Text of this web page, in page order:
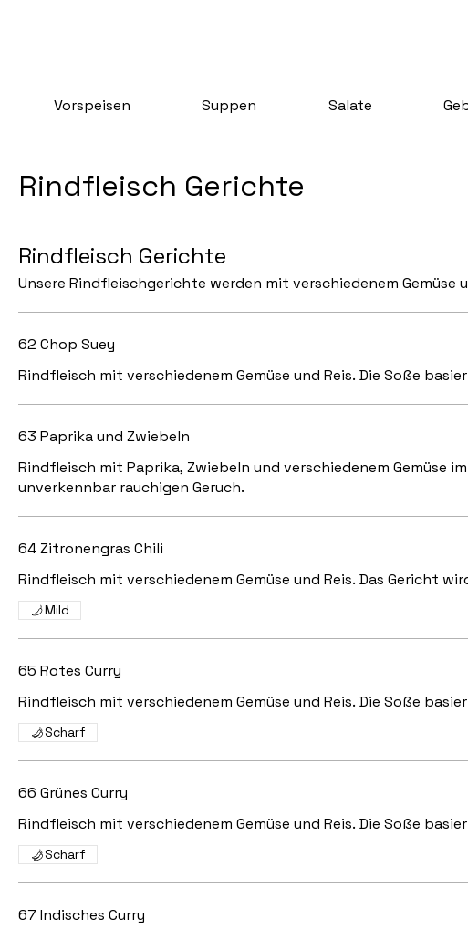
Vorspeisen Suppen Salate
Rindfleisch Gerichte
Rindfleisch Gerichte
Unsere Rindfleischgerichte werden mit verschiedenem Gemüse
62 Chop Suey
63 Paprika und Zwiebeln
Rindfleisch mit Paprika, Zwiebeln und verschiedenem Gemüse
unverkennbar rauchigen Geruch.
64 Zitronengras Chili
Rindfleisch mit verschiedenem Gemüse und Reis. Das Gericht
Mild
65 Rotes Curry
Rindfleisch mit verschiedenem Gemüse und Reis. Die Soße
Scharf
66 Grünes Curry
Rindfleisch mit verschiedenem Gemüse und Reis. Die Soße
Scharf
67 Indisches Curry